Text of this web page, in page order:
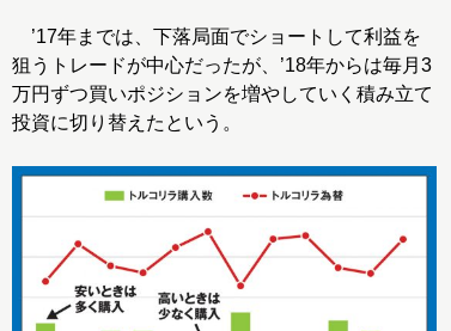
’17年までは、下落局面でショートして利益を
狙うトレードが中心だったが、’18年からは毎月3
万円ずつ買いポジションを増やしていく積み立て
投資に切り替えたという。